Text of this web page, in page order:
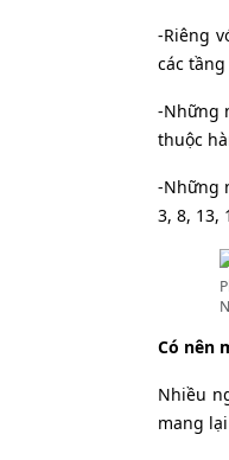
-Riêng
các
-Những
thuộc
-Những
3, 8, 13,
Có nên
Nhiều
mang